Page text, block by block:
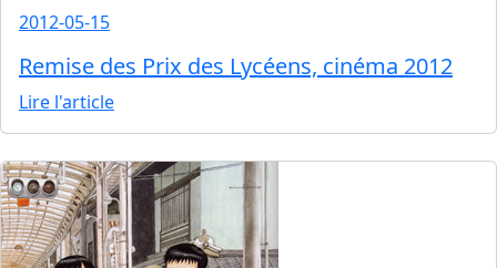
2012-05-15
Remise des Prix des Lycéens, cinéma 2012
Lire l'article